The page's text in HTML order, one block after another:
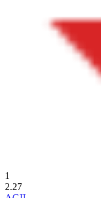
1
2.27